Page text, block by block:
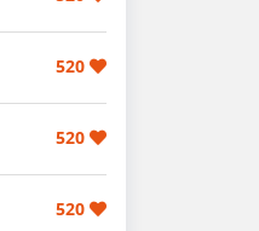
520
520
520